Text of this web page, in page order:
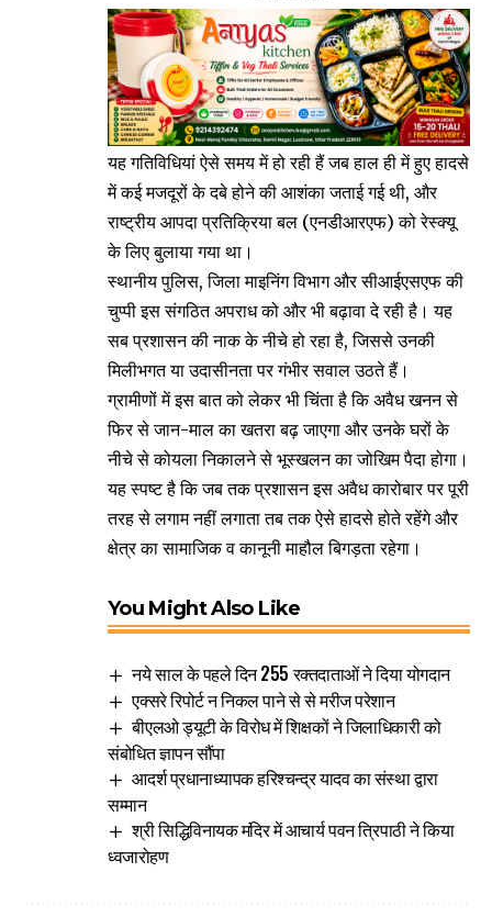
यह गतिविधियां ऐसे समय में हो रही हैं जब हाल ही में हुए हादसे
में कई मजदूरों के दबे होने की आशंका जताई गई थी, और
राष्ट्रीय आपदा प्रतिक्रिया बल (एनडीआरएफ) को रेस्क्यू
के लिए बुलाया गया था।
स्थानीय पुलिस, जिला माइनिंग विभाग और सीआईएसएफ की
चुप्पी इस संगठित अपराध को और भी बढ़ावा दे रही है। यह
सब प्रशासन की नाक के नीचे हो रहा है, जिससे उनकी
मिलीभगत या उदासीनता पर गंभीर सवाल उठते हैं।
ग्रामीणों में इस बात को लेकर भी चिंता है कि अवैध खनन से
फिर से जान-माल का खतरा बढ़ जाएगा और उनके घरों के
नीचे से कोयला निकालने से भूस्खलन का जोखिम पैदा होगा।
यह स्पष्ट है कि जब तक प्रशासन इस अवैध कारोबार पर पूरी
तरह से लगाम नहीं लगाता तब तक ऐसे हादसे होते रहेंगे और
क्षेत्र का सामाजिक व कानूनी माहौल बिगड़ता रहेगा।
You Might Also Like
नये साल के पहले दिन 255 रक्तदाताओं ने दिया योगदान
एक्सरे रिपोर्ट न निकल पाने से से मरीज परेशान
बीएलओ ड्यूटी के विरोध में शिक्षकों ने जिलाधिकारी को
संबोधित ज्ञापन सौंपा
आदर्श प्रधानाध्यापक हरिश्चन्द्र यादव का संस्था द्वारा
सम्मान
श्री सिद्धिविनायक मंदिर में आचार्य पवन त्रिपाठी ने किया
ध्वजारोहण